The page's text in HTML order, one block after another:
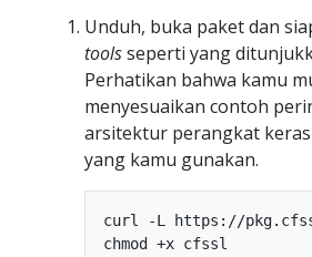
Unduh, buka paket dan
toolsseperti yang
Perhatikan bahwa kamu
menyesuaikan contoh
arsitektur perangkat keras
yang kamu gunakan.
curl -L https://
chmod +x cfssl